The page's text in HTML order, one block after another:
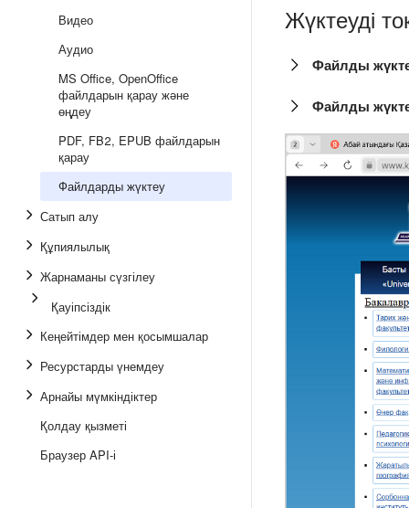
Видео
Аудио
MS Office, OpenOffice
файлдарын қарау және
өңдеу
PDF, FB2, EPUB файлдарын
қарау
Файлдарды жүктеу
Сатып алу
Құпиялылық
Жарнаманы сүзгілеу
Қауіпсіздік
Кеңейтімдер мен қосымшалар
Ресурстарды үнемдеу
Арнайы мүмкіндіктер
Қолдау қызметі
Браузер API-і
Жүктеуді
Файлды
Файлды